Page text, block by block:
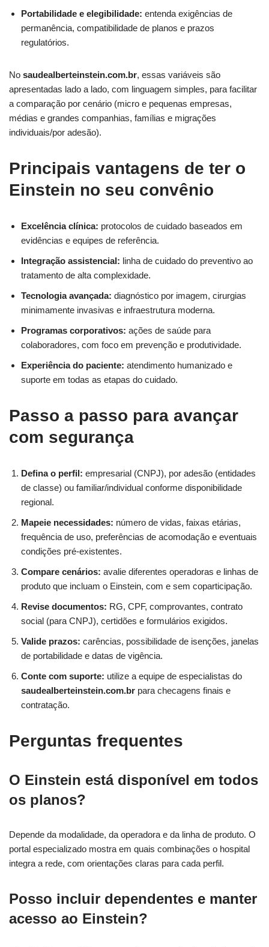
Portabilidade e elegibilidade: entenda exigências de
permanência, compatibilidade de planos e prazos
regulatórios.
No saudealberteinstein.com.br, essas variáveis são
apresentadas lado a lado, com linguagem simples, para facilitar
a comparação por cenário (micro e pequenas empresas,
médias e grandes companhias, famílias e migrações
individuais/por adesão).
Principais vantagens de ter o
Einstein no seu convênio
Excelência clínica: protocolos de cuidado baseados em
evidências e equipes de referência.
Integração assistencial: linha de cuidado do preventivo ao
tratamento de alta complexidade.
Tecnologia avançada: diagnóstico por imagem, cirurgias
minimamente invasivas e infraestrutura moderna.
Programas corporativos: ações de saúde para
colaboradores, com foco em prevenção e produtividade.
Experiência do paciente: atendimento humanizado e
suporte em todas as etapas do cuidado.
Passo a passo para avançar
com segurança
Defina o perfil: empresarial (CNPJ), por adesão (entidades
de classe) ou familiar/individual conforme disponibilidade
regional.
Mapeie necessidades: número de vidas, faixas etárias,
frequência de uso, preferências de acomodação e eventuais
condições pré-existentes.
Compare cenários: avalie diferentes operadoras e linhas de
produto que incluam o Einstein, com e sem coparticipação.
Revise documentos: RG, CPF, comprovantes, contrato
social (para CNPJ), certidões e formulários exigidos.
Valide prazos: carências, possibilidade de isenções, janelas
de portabilidade e datas de vigência.
Conte com suporte: utilize a equipe de especialistas do
saudealberteinstein.com.br para checagens finais e
contratação.
Perguntas frequentes
O Einstein está disponível em todos
os planos?
Depende da modalidade, da operadora e da linha de produto. O
portal especializado mostra em quais combinações o hospital
integra a rede, com orientações claras para cada perfil.
Posso incluir dependentes e manter
acesso ao Einstein?